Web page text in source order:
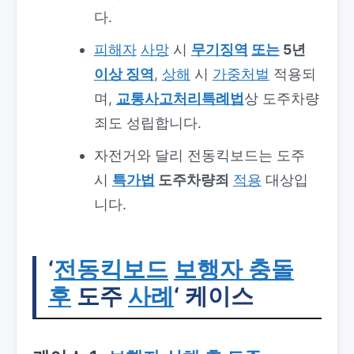
다.
피해자 사망시 무기징역 또는5년
이상 징역, 상해 시 가중처벌 적용되
며, 교통사고처리특례법 상 도주차량
죄도 성립합니다.
자전거와 달리 전동킥보드는 도주
시 특가법 도주차량죄 적용 대상입
니다.
‘전동킥보드 보행자 충돌
후 도주 사례 ‘ 케이스